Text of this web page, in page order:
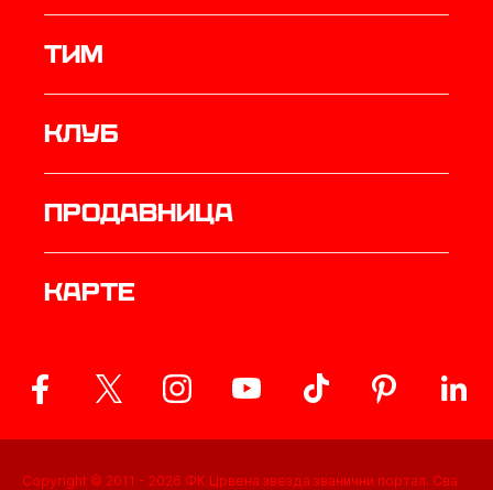
ТИМ
Клуб
продавница
Карте
Copyright © 2011 - 2026 ФК Црвена звезда званични портал. Сва